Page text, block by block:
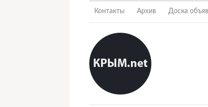
Контакты Архив Доска